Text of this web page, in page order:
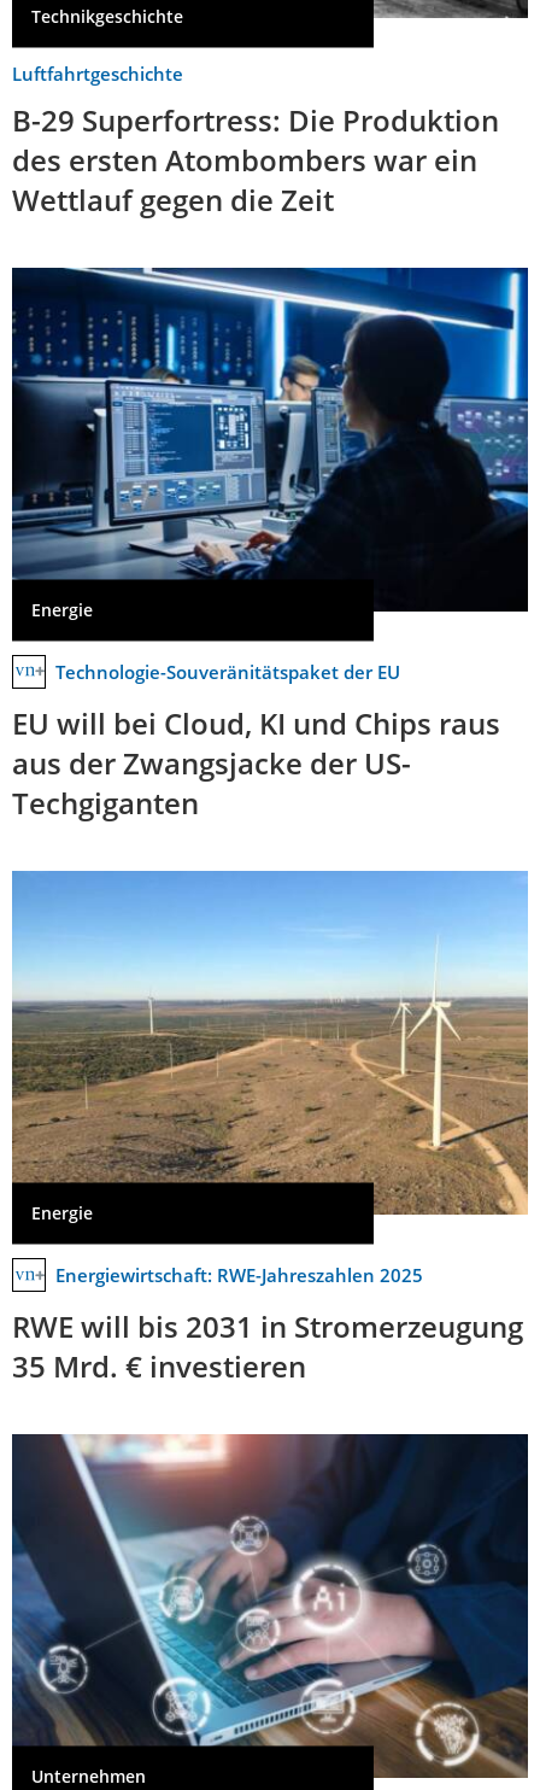
Technikgeschichte
Luftfahrtgeschichte
B-29 Superfortress: Die Produktion
des ersten Atombombers war ein
Wettlauf gegen die Zeit
Energie
Technologie-Souveränitätspaket der EU
EU will bei Cloud, KI und Chips raus
aus der Zwangsjacke der US-
Techgiganten
Energie
Energiewirtschaft: RWE-Jahreszahlen 2025
RWE will bis 2031 in Stromerzeugung
35 Mrd. € investieren
Unternehmen